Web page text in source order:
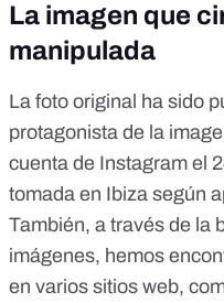
La imagen que
manipulada
La foto original ha sido
protagonista de la
cuenta de Instagram el
tomada en Ibiza según
También, a través de la
imágenes, hemos
en varios sitios web,